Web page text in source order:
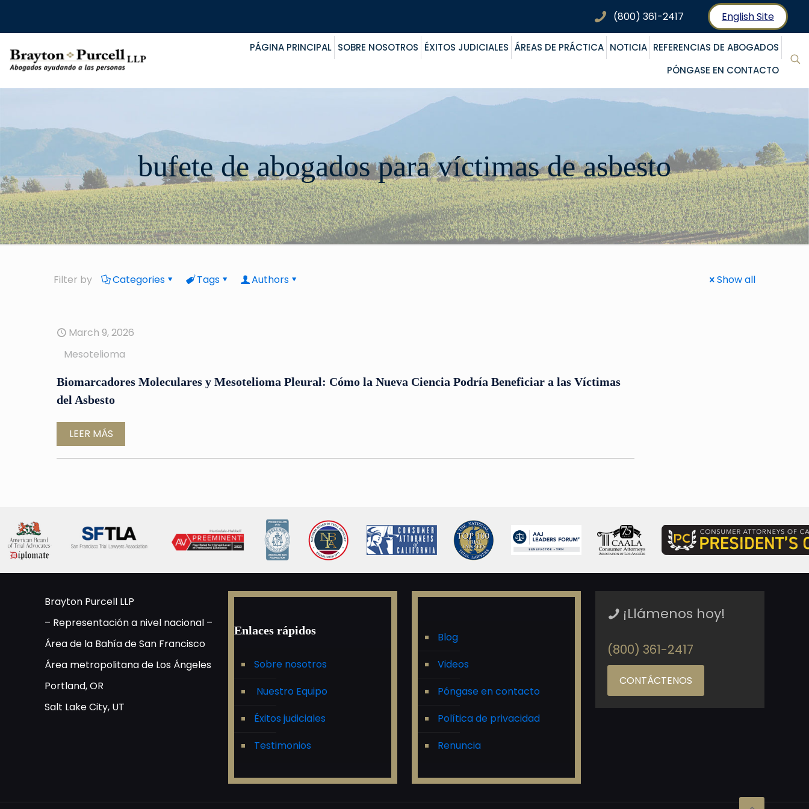
(800) 361-2417 English Site
PÁGINA PRINCIPAL SOBRE NOSOTROS ÉXITOS JUDICIALES ÁREAS DE PRÁCTICA NOTICIA REFERENCIAS DE ABOGADOS
PÓNGASE EN CONTACTO
bufete de abogados para víctimas de asbesto
Filter by Categories Tags Authors Show all
March 9, 2026
Mesotelioma
Biomarcadores Moleculares y Mesotelioma Pleural: Cómo la Nueva Ciencia Podría Beneficiar a las Víctimas
del Asbesto
LEER MÁS
Brayton Purcell LLP
– Representación a nivel nacional –
Área de la Bahía de San Francisco
Área metropolitana de Los Ángeles
Portland, OR
Salt Lake City, UT
Enlaces rápidos
Sobre nosotros
Nuestro Equipo
Éxitos judiciales
Testimonios
Blog
Videos
Póngase en contacto
Política de privacidad
Renuncia
¡Llámenos hoy!
(800) 361-2417
CONTÁCTENOS